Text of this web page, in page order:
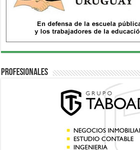
Profesionales